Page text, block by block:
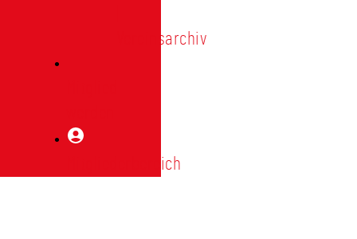
Vereinsarchiv
Mitgliederbereich